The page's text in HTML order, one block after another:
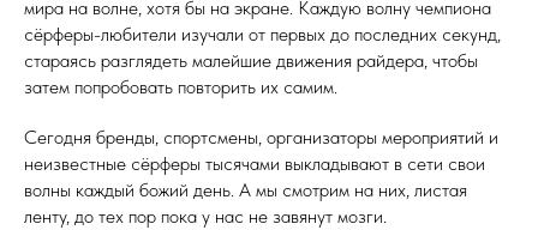
мира на волне, хотя бы на экране. Каждую волну чемпиона
сёрферы-любители изучали от первых до последних секунд,
стараясь разглядеть малейшие движения райдера, чтобы
затем попробовать повторить их самим.
Сегодня бренды, спортсмены, организаторы мероприятий и
неизвестные сёрферы тысячами выкладывают в сети свои
волны каждый божий день. А мы смотрим на них, листая
ленту, до тех пор пока у нас не завянут мозги.